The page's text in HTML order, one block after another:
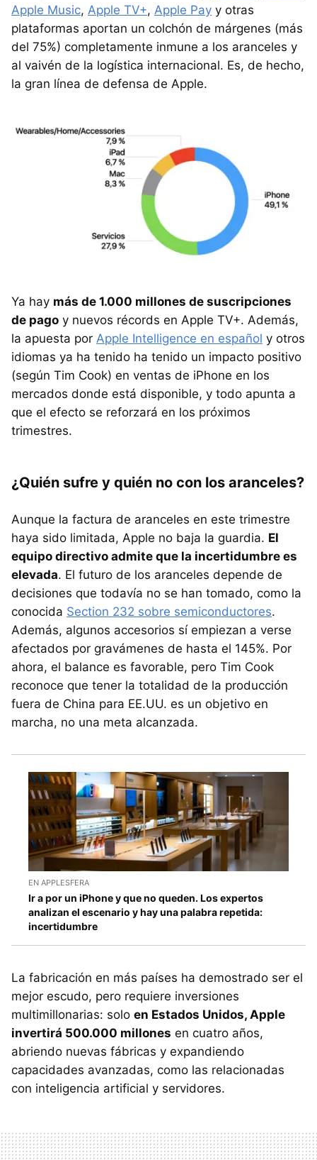
Apple Music, Apple TV+, Apple Pay y otras
plataformas aportan un colchón de márgenes (más
del 75%) completamente inmune a los aranceles y
al vaivén de la logística internacional. Es, de hecho,
la gran línea de defensa de Apple.
Ya hay más de 1.000 millones de suscripciones
de pago y nuevos récords en Apple TV+. Además,
la apuesta por Apple Intelligence en español y otros
idiomas ya ha tenido ha tenido un impacto positivo
(según Tim Cook) en ventas de iPhone en los
mercados donde está disponible, y todo apunta a
que el efecto se reforzará en los próximos
trimestres.
¿Quién sufre y quién no con los aranceles?
Aunque la factura de aranceles en este trimestre
haya sido limitada, Apple no baja la guardia. El
equipo directivo admite que la incertidumbre es
elevada. El futuro de los aranceles depende de
decisiones que todavía no se han tomado, como la
conocida Section 232 sobre semiconductores.
Además, algunos accesorios sí empiezan a verse
afectados por gravámenes de hasta el 145%. Por
ahora, el balance es favorable, pero Tim Cook
reconoce que tener la totalidad de la producción
fuera de China para EE.UU. es un objetivo en
marcha, no una meta alcanzada.
EN APPLESFERA
Ir a por un iPhone y que no queden. Los expertos
analizan el escenario y hay una palabra repetida:
incertidumbre
La fabricación en más países ha demostrado ser el
mejor escudo, pero requiere inversiones
multimillonarias: solo en Estados Unidos, Apple
invertirá 500.000 millones en cuatro años,
abriendo nuevas fábricas y expandiendo
capacidades avanzadas, como las relacionadas
con inteligencia artificial y servidores.